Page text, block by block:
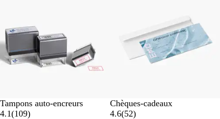
Tampons auto-encreurs
4.1(109a
)
Chèques-cadeaux
4.6(52a
)